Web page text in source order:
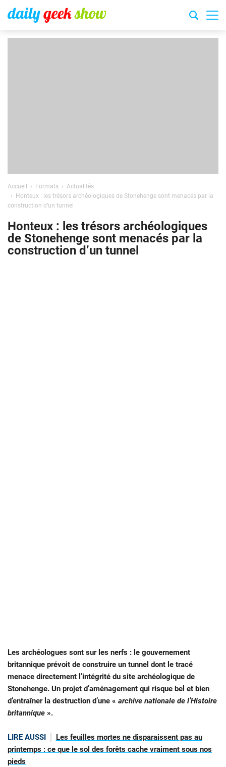
Accueil Formats
Actualités
Honteux : les trésors archéologiques de Stonehenge sont menacés par la
construction d’un tunnel
Honteux : les trésors archéologiques
de Stonehenge sont menacés par la
construction d’un tunnel
Les archéologues sont sur les nerfs : le gouvernement
britannique prévoit de construire un tunnel dont le tracé
menace directement l’intégrité du site archéologique de
Stonehenge. Un projet d’aménagement qui risque bel et bien
d’entraîner la destruction d’une « archive nationale de l’Histoire
britannique ».
LIRE AUSSI
Les feuilles mortes ne disparaissent pas au
printemps : ce que le sol des forêts cache vraiment sous nos
pieds